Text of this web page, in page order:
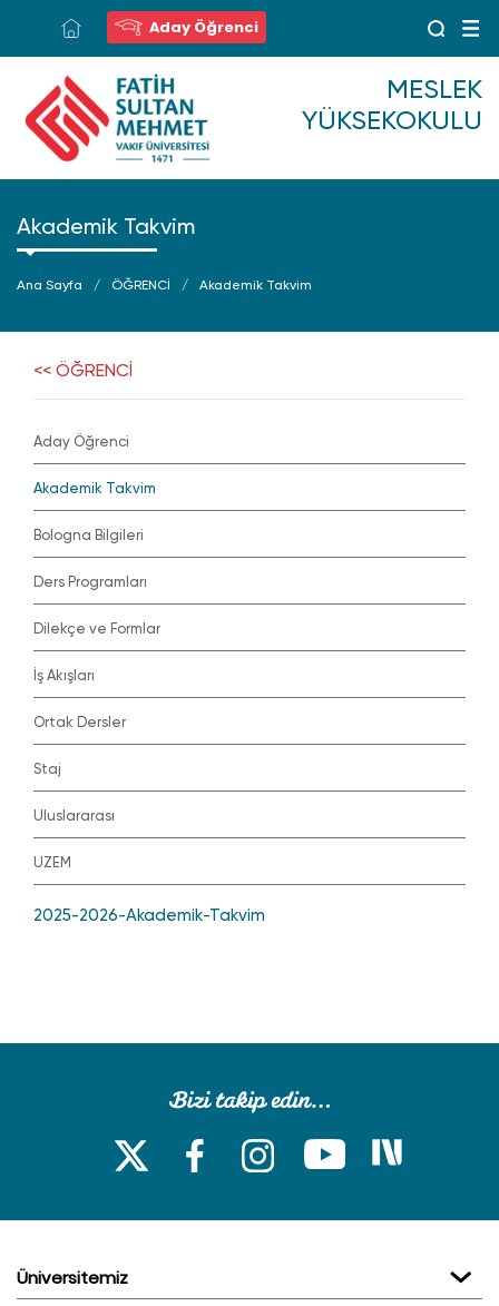
Aday Öğrenci
MESLEK
YÜKSEKOKULU
Akademik Takvim
Ana Sayfa ÖĞRENCİ Akademik Takvim
<< ÖĞRENCİ
Aday Öğrenci
Akademik Takvim
Bologna Bilgileri
Ders Programları
Dilekçe ve Formlar
İş Akışları
Ortak Dersler
Staj
Uluslararası
UZEM
2025-2026-Akademik-Takvim
Üniversitemiz